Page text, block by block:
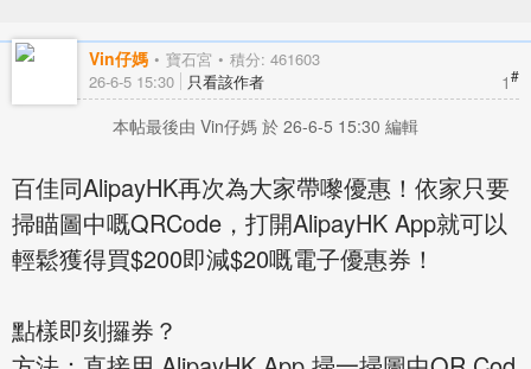
Vin仔媽 寶石宮 積分: 461603
1#
26-6-5 15:30 只看該作者
本帖最後由 Vin仔媽 於 26-6-5 15:30 編輯
百佳同AlipayHK再次為大家帶嚟優惠！依家只要
掃瞄圖中嘅QRCode，打開AlipayHK App就可以
輕鬆獲得買$200即減$20嘅電子優惠券！
點樣即刻攞券？